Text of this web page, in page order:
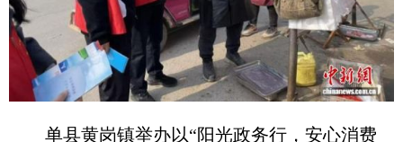
单县黄岗镇举办以“阳光政务行，安心消费